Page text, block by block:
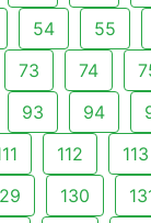
54 55
73 74
93 94
112 113
130